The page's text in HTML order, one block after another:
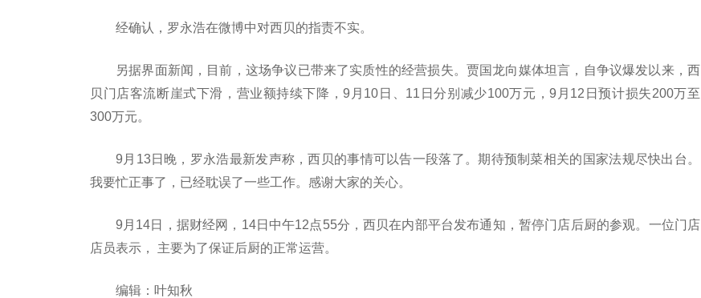
经确认，罗永浩在微博中对西贝的指责不实。
另据界面新闻，目前，这场争议已带来了实质性的经营损失。贾国龙向媒体坦言，自争议爆发以来，西
贝门店客流断崖式下滑，营业额持续下降，9月10日、11日分别减少100万元，9月12日预计损失200万至
300万元。
9月13日晚，罗永浩最新发声称，西贝的事情可以告一段落了。期待预制菜相关的国家法规尽快出台。
我要忙正事了，已经耽误了一些工作。感谢大家的关心。
9月14日，据财经网，14日中午12点55分，西贝在内部平台发布通知，暂停门店后厨的参观。一位门店
店员表示， 主要为了保证后厨的正常运营。
编辑：叶知秋